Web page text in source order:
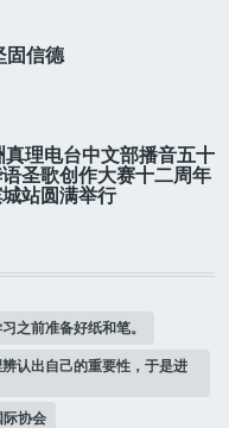
固信德
真理电台中文部播音五十
圣歌创作大赛十二周年
站圆满举行
之前准备好纸和笔。
认出自己的重要性，于是进
际协会